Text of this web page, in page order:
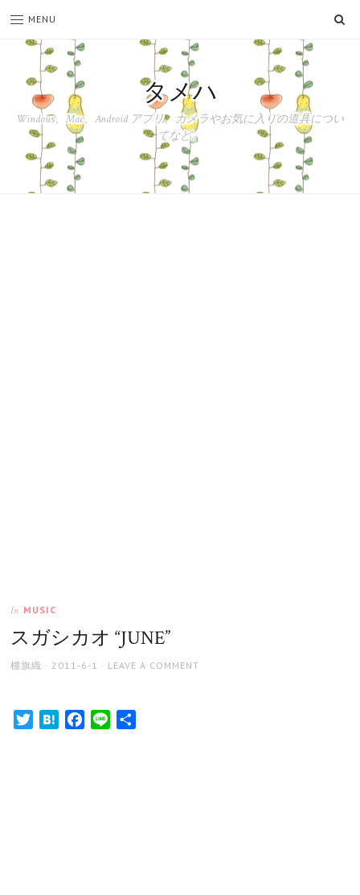
MENU
タメハ
Windows、Mac、Android アプリ、カメラやお気に入りの道具につい
てなど。
In MUSIC
スガシカオ “JUNE”
AUTHOR
棚旗織
POSTED
2011-6-1 LEAVE A COMMENT
TwitterHatenaFacebook
Line